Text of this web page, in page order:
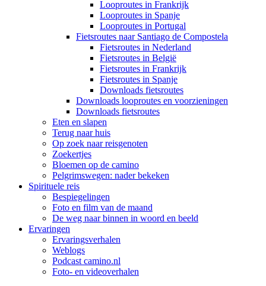
Looproutes in Frankrijk
Looproutes in Spanje
Looproutes in Portugal
Fietsroutes naar Santiago de Compostela
Fietsroutes in Nederland
Fietsroutes in België
Fietsroutes in Frankrijk
Fietsroutes in Spanje
Downloads fietsroutes
Downloads looproutes en voorzieningen
Downloads fietsroutes
Eten en slapen
Terug naar huis
Op zoek naar reisgenoten
Zoekertjes
Bloemen op de camino
Pelgrimswegen: nader bekeken
Spirituele reis
Bespiegelingen
Foto en film van de maand
De weg naar binnen in woord en beeld
Ervaringen
Ervaringsverhalen
Weblogs
Podcast camino.nl
Foto- en videoverhalen